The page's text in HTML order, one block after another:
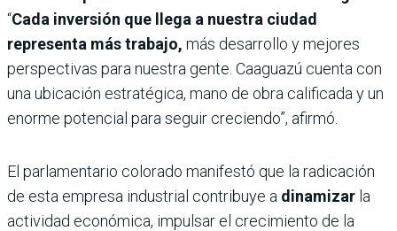
“Cada inversión que llega a nuestra ciudad
representa más trabajo, más desarrollo y mejores
perspectivas para nuestra gente. Caaguazú cuenta con
una ubicación estratégica, mano de obra calificada y un
enorme potencial para seguir creciendo”, afirmó.
El parlamentario colorado manifestó que la radicación
de esta empresa industrial contribuye a dinamizar la
actividad económica, impulsar el crecimiento de la